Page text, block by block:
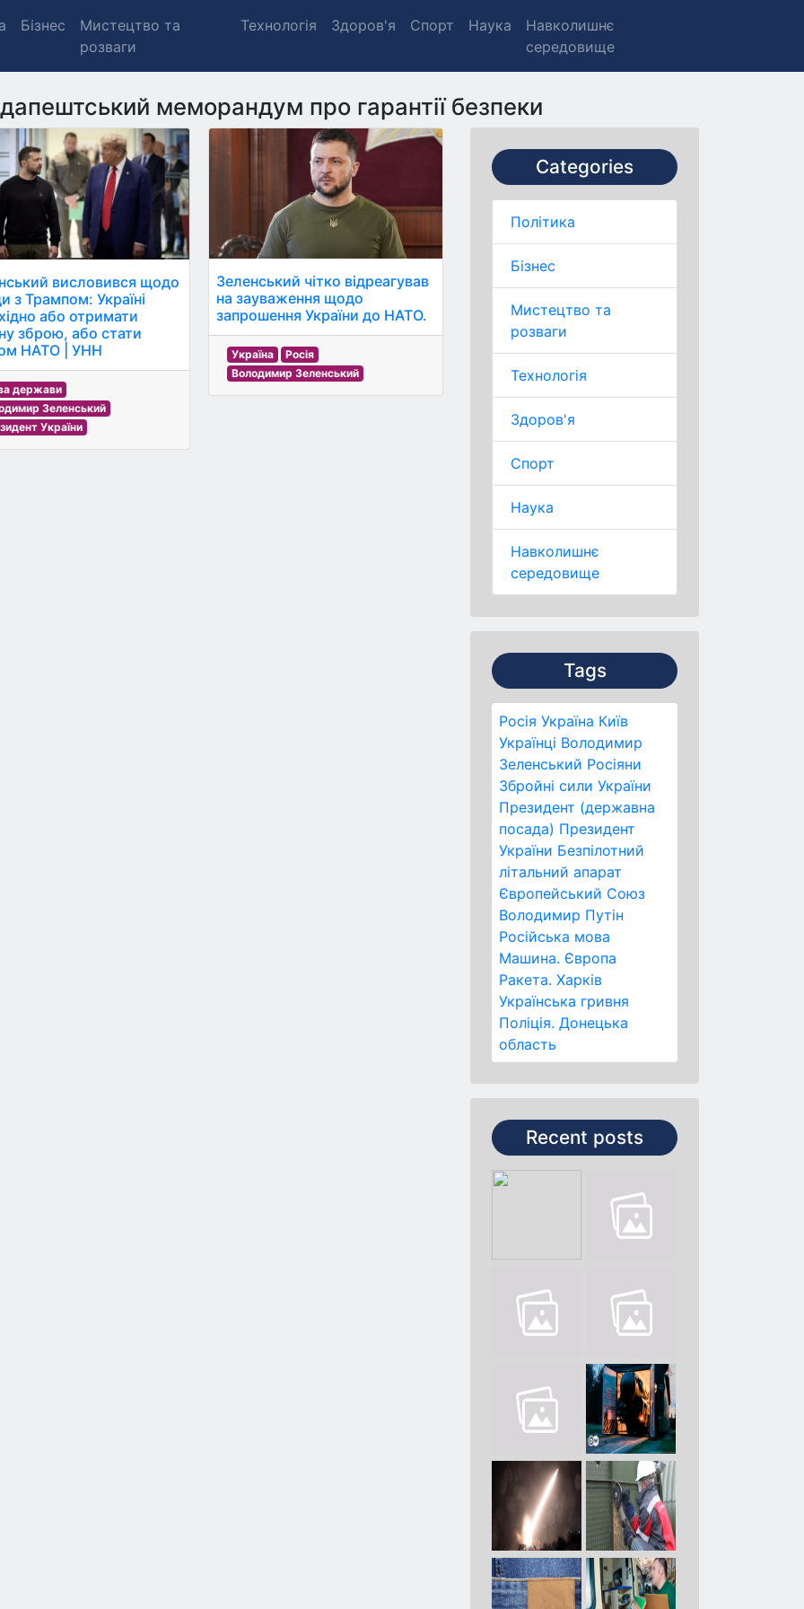
Бізнес
Мистецтво та
розваги
Технологія Здоров'я Спорт Наука
Навколишнє
середовище
меморандум про гарантії безпеки
Categories
Політика
Бізнес
Мистецтво та
розваги
Технологія
Здоров'я
Спорт
Наука
Навколишнє
середовище
Tags
Росія Україна Київ
Українці Володимир
Зеленський Росіяни
Збройні сили України
Президент (державна
посада) Президент
України Безпілотний
літальний апарат
Європейський Союз
Володимир Путін
Російська мова
Машина. Європа
Ракета. Харків
Українська гривня
Поліція. Донецька
область
Recent posts
висловився щодо
з Трампом: Україні
або отримати
зброю, або стати
НАТО | УНН
держави
Зеленський
України
Зеленський чітко відреагував
на зауваження щодо
запрошення України до НАТО.
Україна
Росія
Володимир Зеленський